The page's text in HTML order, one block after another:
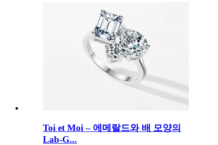
Toi et Moi – 에메랄드와 배 모양의
Lab-G...